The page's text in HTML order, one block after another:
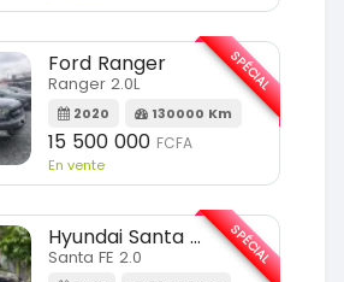
Ford Ranger
Ranger 2.0L
2020 130000 Km
15 500 000 FCFA
En vente
SPÉCIAL
Hyundai Santa FE
Santa FE 2.0 SPÉCIAL